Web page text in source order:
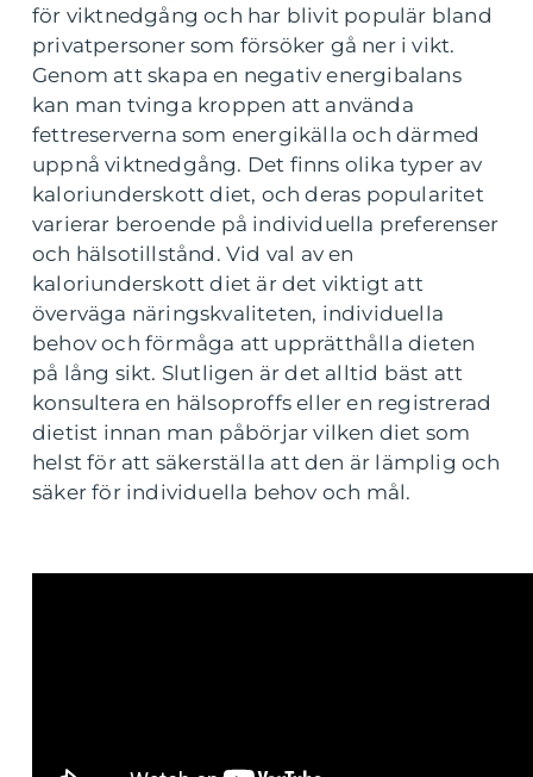
för viktnedgång och har blivit populär bland
privatpersoner som försöker gå ner i vikt.
Genom att skapa en negativ energibalans
kan man tvinga kroppen att använda
fettreserverna som energikälla och därmed
uppnå viktnedgång. Det finns olika typer av
kaloriunderskott diet, och deras popularitet
varierar beroende på individuella preferenser
och hälsotillstånd. Vid val av en
kaloriunderskott diet är det viktigt att
överväga näringskvaliteten, individuella
behov och förmåga att upprätthålla dieten
på lång sikt. Slutligen är det alltid bäst att
konsultera en hälsoproffs eller en registrerad
dietist innan man påbörjar vilken diet som
helst för att säkerställa att den är lämplig och
säker för individuella behov och mål.